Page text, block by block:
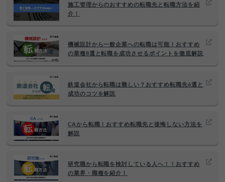
施工管理からのおすすめの転職先と転職方法を紹
介！
機械設計から一般企業への転職は可能！おすすめ
の業種8選と転職を成功させるポイントを徹底解説
鉄道会社から転職は難しい？おすすめ転職先6選と
成功のコツを解説
CAから転職！おすすめ転職先と後悔しない方法を
解説
研究職から転職を検討している人へ！！おすすめ
の業界・職種を紹介！